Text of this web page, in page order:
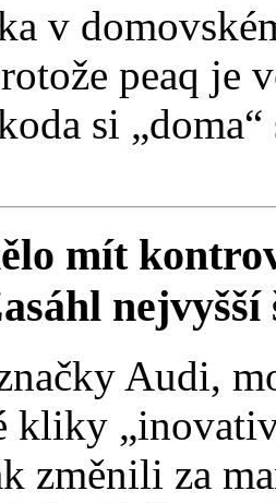
v
peaq je
si
mít
nejvyšší
Audi,
kliky
změnili za